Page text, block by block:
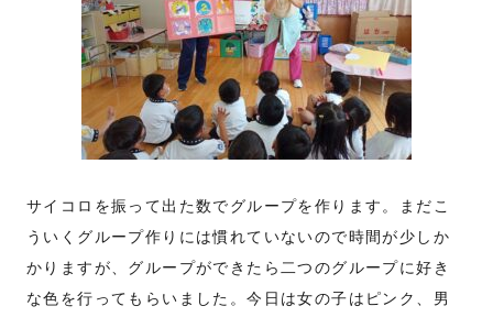
サイコロを振って出た数でグループを作ります。まだこ
ういくグループ作りには慣れていないので時間が少しか
かりますが、グループができたら二つのグループに好き
な色を行ってもらいました。今日は女の子はピンク、男